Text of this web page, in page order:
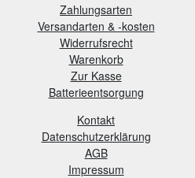
Zahlungsarten
Versandarten & -kosten
Widerrufsrecht
Warenkorb
Zur Kasse
Batterieentsorgung
Kontakt
Datenschutzerklärung
AGB
Impressum